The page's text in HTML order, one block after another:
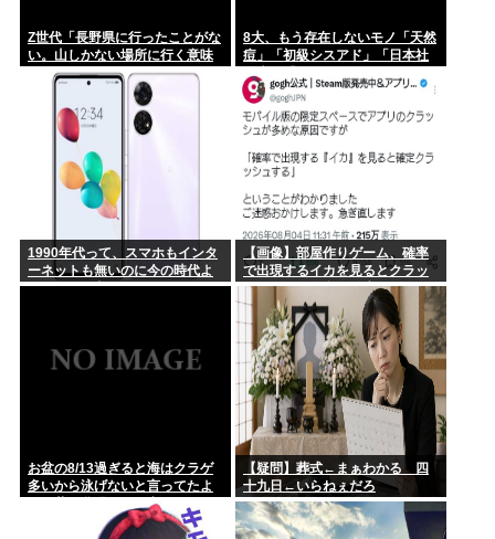
俺は身長165センチだけどそんなに低くないよね？
言うほど凄いか？っていう人物または有名人っている？
Z世代「長野県に行ったことがな
い。山しかない場所に行く意味
ある？」←これ
8大、もう存在しないモノ「天然
痘」「初級シスアド」「日本社
会党」「コンパイル」
「AmPm」「ジャスコ」「共立
薬科大学」
1990年代って、スマホもインタ
ーネットも無いのに今の時代よ
りもカッコ良いよな
【画像】部屋作りゲーム、確率
で出現するイカを見るとクラッ
シュする不具合が発生ｗｗｗ
お盆の8/13過ぎると海はクラゲ
多いから泳げないと言ってたよ
な。昔お盆過ぎると寒くなって
【疑問】葬式←まぁわかる 四
十九日←いらねぇだろ